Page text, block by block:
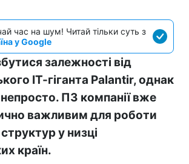
час на шум! Читай тільки суть з
у Google
залежності від
ІТ-гіганта Palantir, однак
ПЗ компанії вже
важливим для роботи
у низці
країн.